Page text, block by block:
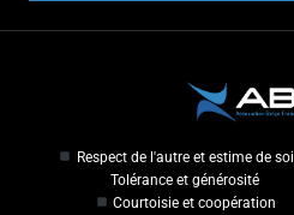
Respect de l'autre et estime de soi
Tolérance et générosité
Courtoisie et coopération